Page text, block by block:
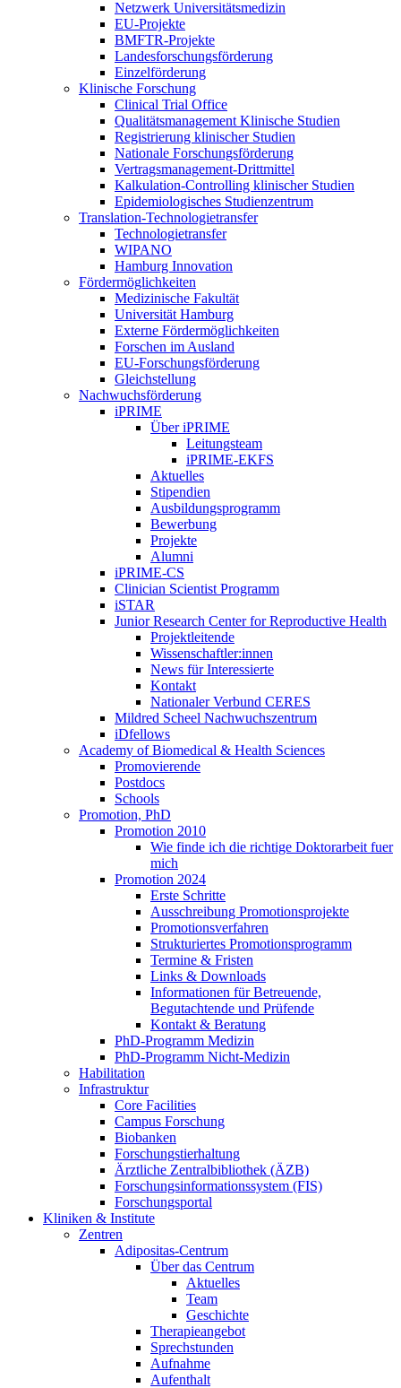
Netzwerk Universitätsmedizin
EU-Projekte
BMFTR-Projekte
Landesforschungsförderung
Einzelförderung
Klinische Forschung
Clinical Trial Office
Qualitätsmanagement Klinische Studien
Registrierung klinischer Studien
Nationale Forschungsförderung
Vertragsmanagement-Drittmittel
Kalkulation-Controlling klinischer Studien
Epidemiologisches Studienzentrum
Translation-Technologietransfer
Technologietransfer
WIPANO
Hamburg Innovation
Fördermöglichkeiten
Medizinische Fakultät
Universität Hamburg
Externe Fördermöglichkeiten
Forschen im Ausland
EU-Forschungsförderung
Gleichstellung
Nachwuchsförderung
iPRIME
Über iPRIME
Leitungsteam
iPRIME-EKFS
Aktuelles
Stipendien
Ausbildungsprogramm
Bewerbung
Projekte
Alumni
iPRIME-CS
Clinician Scientist Programm
iSTAR
Junior Research Center for Reproductive Health
Projektleitende
Wissenschaftler:innen
News für Interessierte
Kontakt
Nationaler Verbund CERES
Mildred Scheel Nachwuchszentrum
iDfellows
Academy of Biomedical & Health Sciences
Promovierende
Postdocs
Schools
Promotion, PhD
Promotion 2010
Wie finde ich die richtige Doktorarbeit fuer
mich
Promotion 2024
Erste Schritte
Ausschreibung Promotionsprojekte
Promotionsverfahren
Strukturiertes Promotionsprogramm
Termine & Fristen
Links & Downloads
Informationen für Betreuende,
Begutachtende und Prüfende
Kontakt & Beratung
PhD-Programm Medizin
PhD-Programm Nicht-Medizin
Habilitation
Infrastruktur
Core Facilities
Campus Forschung
Biobanken
Forschungstierhaltung
Ärztliche Zentralbibliothek (ÄZB)
Forschungsinformationssystem (FIS)
Forschungsportal
Kliniken & Institute
Zentren
Adipositas-Centrum
Über das Centrum
Aktuelles
Team
Geschichte
Therapieangebot
Sprechstunden
Aufnahme
Aufenthalt